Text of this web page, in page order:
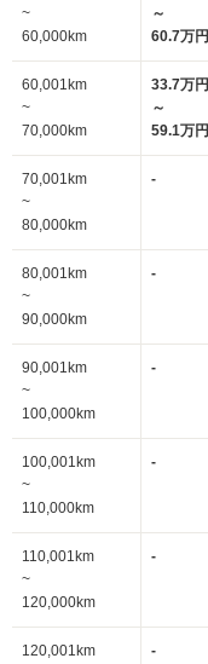
~
60,000km
～
60.7万円
60,001km
~
70,000km
33.7万円
～
59.1万円
70,001km
~
80,000km
-
80,001km
~
90,000km
-
90,001km
~
100,000km
-
100,001km
~
110,000km
-
110,001km
~
120,000km
-
120,001km
-